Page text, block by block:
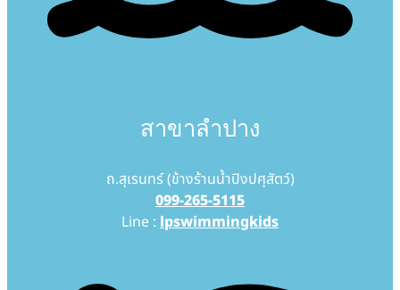
สาขาลำปาง
ถ.สุเรนทร์ (ข้างร้านน้ำปิงปศุสัตว์)
099-265-5115
Line : lpswimmingkids